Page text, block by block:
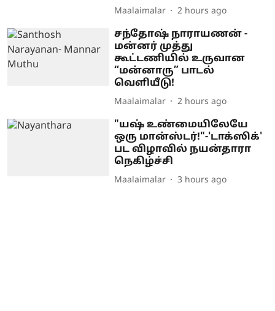
Maalaimalar 2 hours ago
சந்தோஷ் நாராயணன் -
மன்னர் முத்து
கூட்டணியில் உருவான
“மன்னாரு” பாடல்
வெளியீடு!
Maalaimalar 2 hours ago
"யஷ் உண்மையிலேயே
ஒரு மான்ஸ்டர்!"-'டாக்ஸிக்'
பட விழாவில் நயன்தாரா
நெகிழ்ச்சி
Maalaimalar 3 hours ago